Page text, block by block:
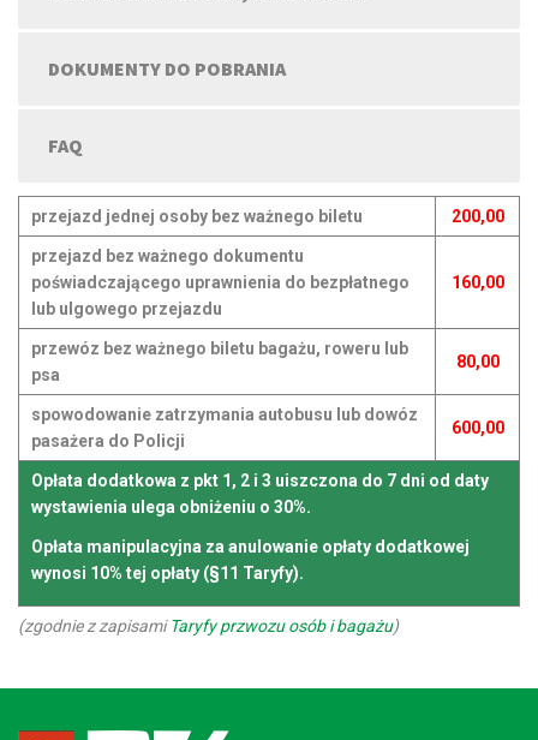
DOKUMENTY DO POBRANIA
FAQ
przejazd jednej osoby bez ważnego biletu 200,00
przejazd bez ważnego dokumentu
poświadczającego uprawnienia do bezpłatnego
lub ulgowego przejazdu
160,00
przewóz bez ważnego biletu bagażu, roweru lub
psa
80,00
spowodowanie zatrzymania autobusu lub dowóz
pasażera do Policji
600,00
Opłata dodatkowa z pkt 1, 2 i 3 uiszczona do 7 dni od daty
wystawienia ulega obniżeniu o 30%.
Opłata manipulacyjna za anulowanie opłaty dodatkowej
wynosi 10% tej opłaty (§11 Taryfy).
(zgodnie z zapisamiTaryfy przwozu osób i bagażu)